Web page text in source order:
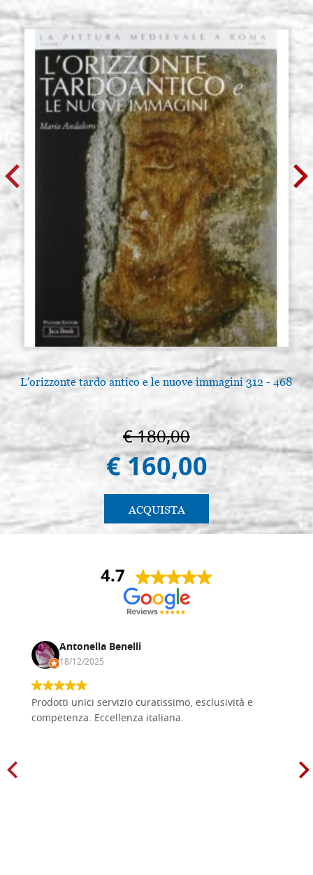
L'orizzonte tardo antico e le nuove immagini 312 - 468
€ 180,00
€ 160,00
ACQUISTA
4.7
Antonella Benelli
18/12/2025
Prodotti unici servizio curatissimo, esclusività e
competenza. Eccellenza italiana.